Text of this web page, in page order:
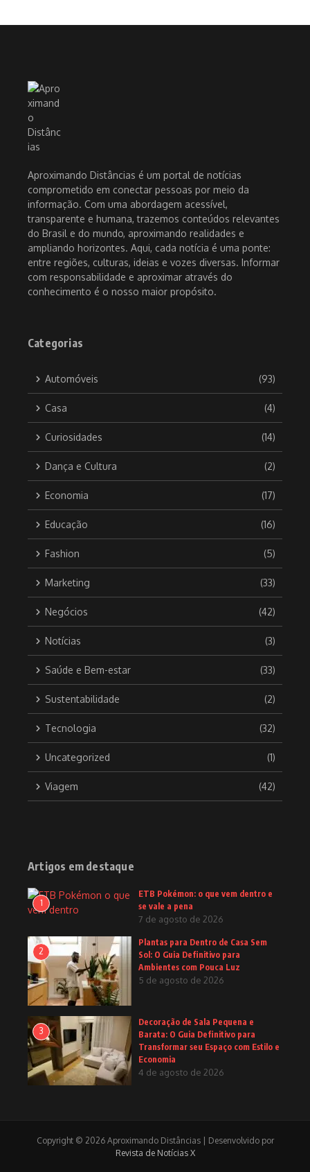
Aproximando Distâncias é um portal de notícias
comprometido em conectar pessoas por meio da
informação. Com uma abordagem acessível,
transparente e humana, trazemos conteúdos relevantes
do Brasil e do mundo, aproximando realidades e
ampliando horizontes. Aqui, cada notícia é uma ponte:
entre regiões, culturas, ideias e vozes diversas. Informar
com responsabilidade e aproximar através do
conhecimento é o nosso maior propósito.
Categorias
Automóveis (93)
Casa (4)
Curiosidades (14)
Dança e Cultura (2)
Economia (17)
Educação (16)
Fashion (5)
Marketing (33)
Negócios (42)
Notícias (3)
Saúde e Bem-estar (33)
Sustentabilidade (2)
Tecnologia (32)
Uncategorized (1)
Viagem (42)
Artigos em destaque
1
ETB Pokémon: o que vem dentro e
se vale a pena
7 de agosto de 2026
2
Plantas para Dentro de Casa Sem
Sol: O Guia Definitivo para
Ambientes com Pouca Luz
5 de agosto de 2026
3
Decoração de Sala Pequena e
Barata: O Guia Definitivo para
Transformar seu Espaço com Estilo e
Economia
4 de agosto de 2026
Copyright © 2026 Aproximando Distâncias | Desenvolvido por
Revista de Notícias X